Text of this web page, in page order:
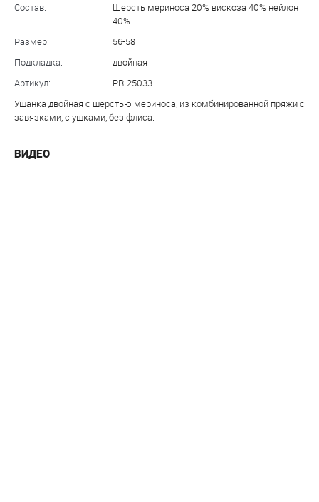
Состав:
Шерсть мериноса 20% вискоза 40% нейлон
40%
Размер:
56-58
Подкладка:
двойная
Артикул:
PR 25033
Ушанка двойная с шерстью мериноса, из комбинированной пряжи с
завязками, с ушками, без флиса.
ВИДЕО